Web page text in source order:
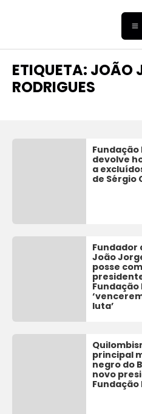
ETIQUETA: JOÃO
RODRIGUES
Fundação
devolve
a
de Sérgio
Fundador
João
posse
Fundação
luta’
principal
negro do
novo
Fundação